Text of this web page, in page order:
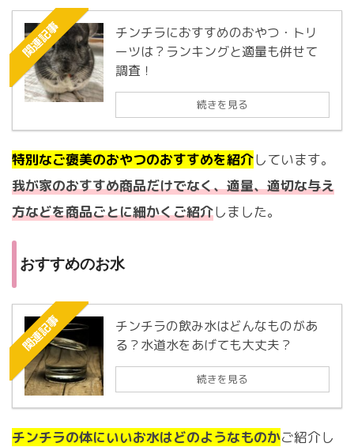
関連記事
チンチラにおすすめのおやつ・トリ
ーツは？ランキングと適量も併せて
調査！
続きを見る
特別なご褒美のおやつのおすすめを紹介しています。
我が家のおすすめ商品だけでなく、適量、適切な与え
方などを商品ごとに細かくご紹介しました。
おすすめのお水
関連記事
チンチラの飲み水はどんなものがあ
る？水道水をあげても大丈夫？
続きを見る
チンチラの体にいいお水はどのようなものかご紹介し